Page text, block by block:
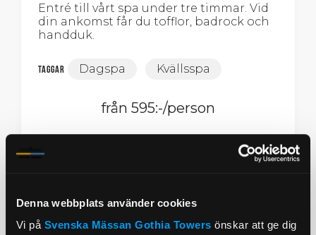
Denna webbplats använder cookies
Vi på Svenska Mässan Gothia Towersönskar att ge dig
Entré till vårt spa under tre timmar. Vid
din ankomst får du tofflor, badrock och
handduk.
Taggar Dagspa Kvällsspa
från 595:-/person